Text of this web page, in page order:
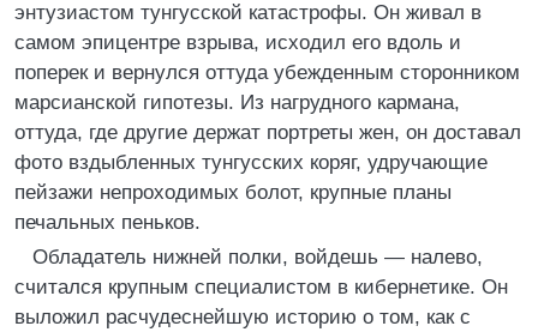
энтузиастом тунгусской катастрофы. Он живал в
самом эпицентре взрыва, исходил его вдоль и
поперек и вернулся оттуда убежденным сторонником
марсианской гипотезы. Из нагрудного кармана,
оттуда, где другие держат портреты жен, он доставал
фото вздыбленных тунгусских коряг, удручающие
пейзажи непроходимых болот, крупные планы
печальных пеньков.
Обладатель нижней полки, войдешь — налево,
считался крупным специалистом в кибернетике. Он
выложил расчудеснейшую историю о том, как с